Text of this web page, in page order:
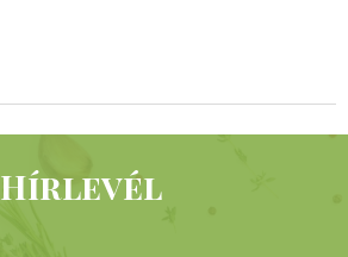
Hírlevél